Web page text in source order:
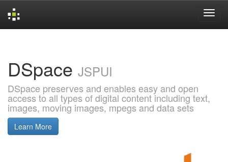
DSpace JSPUI
DSpace preserves and enables easy and open
access to all types of digital content including text,
images, moving images, mpegs and data sets
Learn More